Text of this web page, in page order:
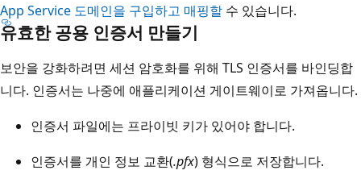
App Service 도메인을 구입하고 매핑할 수 있습니다.
유효한 공용 인증서 만들기
보안을 강화하려면 세션 암호화를 위해 TLS 인증서를 바인딩합
니다. 인증서는 나중에 애플리케이션 게이트웨이로 가져옵니다.
인증서 파일에는 프라이빗 키가 있어야 합니다.
인증서를 개인 정보 교환(.pfx) 형식으로 저장합니다.